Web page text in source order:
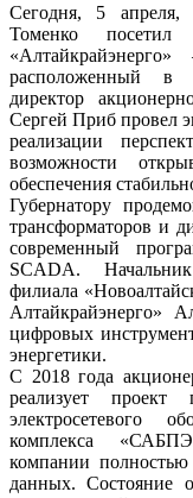
Сегодня, 5 апреля,
Томенко посетил
расположенный в
директор
Сергей Приб провел
реализации
возможности
обеспечения
Губернатору
трансформаторов и
современный
SCADA.
филиала
Алтайкрайэнерго»
цифровых
энергетики.
С 2018 года
реализует
электросетевого
комплекса
компании
данных. Состояние